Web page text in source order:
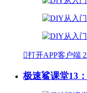
打开APP客户端
极速鲨课堂13